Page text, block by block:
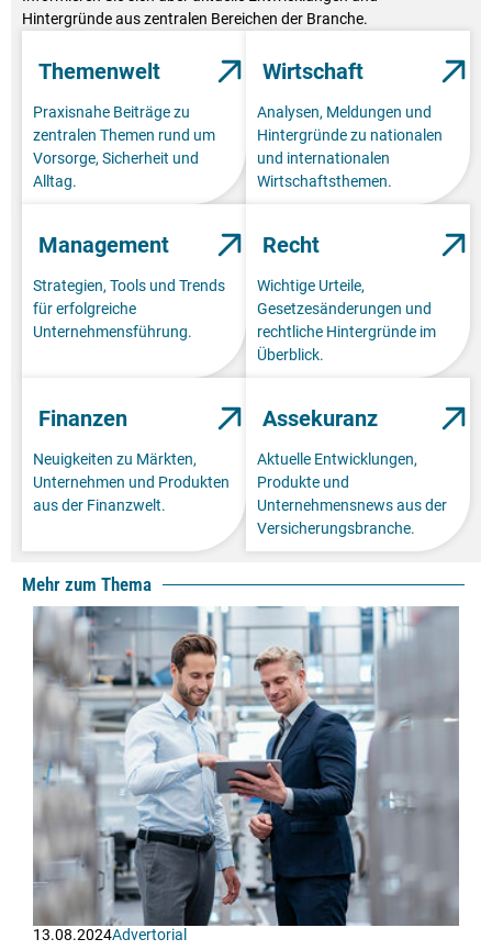
Hintergründe aus zentralen Bereichen der Branche.
Themenwelt
Praxisnahe Beiträge zu
zentralen Themen rund um
Vorsorge, Sicherheit und
Alltag.
Wirtschaft
Analysen, Meldungen und
Hintergründe zu nationalen
und internationalen
Wirtschaftsthemen.
Management
Strategien, Tools und Trends
für erfolgreiche
Unternehmensführung.
Recht
Wichtige Urteile,
Gesetzesänderungen und
rechtliche Hintergründe im
Überblick.
Finanzen
Neuigkeiten zu Märkten,
Unternehmen und Produkten
aus der Finanzwelt.
Assekuranz
Aktuelle Entwicklungen,
Produkte und
Unternehmensnews aus der
Versicherungsbranche.
Mehr zum Thema
13.08.2024Advertorial